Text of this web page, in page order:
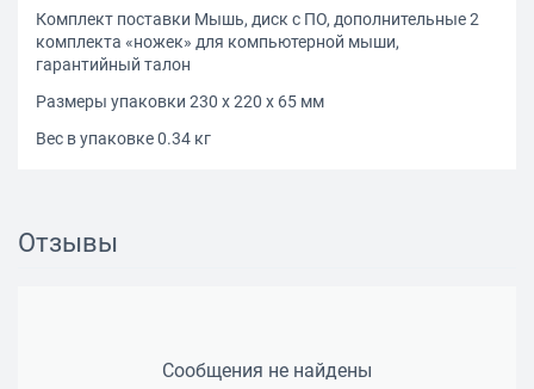
Комплект поставки Мышь, диск с ПО, дополнительные 2
комплекта «ножек» для компьютерной мыши,
гарантийный талон
Размеры упаковки 230 x 220 x 65 мм
Вес в упаковке 0.34 кг
Отзывы
Сообщения не найдены